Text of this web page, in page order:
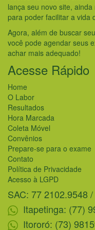
lança seu novo site,
para poder facilitar a vida
Agora, além de buscar
você pode agendar seus
achar mais adequado!
Acesse Rápido
Home
O Labor
Resultados
Hora Marcada
Coleta Móvel
Convênios
Prepare-se para o exame
Contato
Política de Privacidade
Acesso à LGPD
SAC: 77 2102.9548
Itapetinga: (77)
Itororó: (73)